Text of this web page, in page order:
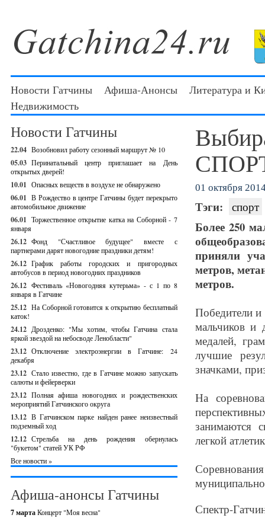
Новости Гатчины Афиша-Анонсы
Литература и
Недвижимость
Новости Гатчины
22.04 Возобновил работу сезонный маршрут № 10
05.03 Перинатальный центр приглашает на День
открытых дверей!
10.01 Опасных веществ в воздухе не обнаружено
06.01 В Рождество в центре Гатчины будет перекрыто
автомобильное движение
06.01 Торжественное открытие катка на Соборной - 7
января
26.12 Фонд "Счастливое будущее" вместе с
партнерами дарят новогодние праздники детям!
26.12 График работы городских и пригородных
автобусов в период новогодних праздников
26.12 Фестиваль «Новогодняя кутерьма» - с 1 по 8
января в Гатчине
25.12 На Соборной готовится к открытию бесплатный
каток!
24.12 Дрозденко: "Мы хотим, чтобы Гатчина стала
яркой звездой на небосводе Ленобласти"
23.12 Отключение электроэнергии в Гатчине: 24
декабря
23.12 Стало известно, где в Гатчине можно запускать
салюты и фейерверки
23.12 Полная афиша новогодних и рождественских
мероприятий Гатчинского округа
13.12 В Гатчинском парке найден ранее неизвестный
подземный ход
12.12 Стрельба на день рождения обернулась
"букетом" статей УК РФ
Все новости »
Афиша-анонсы Гатчины
7 мартаКонцерт "Моя весна"
01 октября
Тэги: спорт
Более 250
приняли
метров,
метров.
Победители и
мальчиков и
медалей,
лучшие
значками,
На
занимаются
легкой
Спектр-